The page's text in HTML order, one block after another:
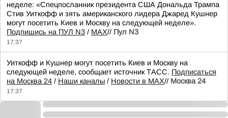
неделе: «Спецпосланник президента США Дональда Трампа
Стив Уиткофф и зять американского лидера Джаред Кушнер
могут посетить Киев и Москву на следующей неделе».
Подпишись на ПУЛ N3 / MAX// Пул N3
17:37
Уиткофф и Кушнер могут посетить Киев и Москву на
следующей неделе, сообщает источник ТАСС. Подписаться
на Москва 24 / Наши каналы / Новости в MAX// Москва 24
17:37